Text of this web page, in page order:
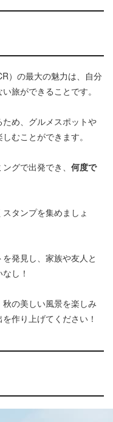
）の最大の魅力は、自分
旅ができることです。
め、グルメスポットや
むことができます。
グで出発でき、 何度で
タンプを集めましょ
発見し、家族や友人と
し！
の美しい風景を楽しみ
作り上げてください！